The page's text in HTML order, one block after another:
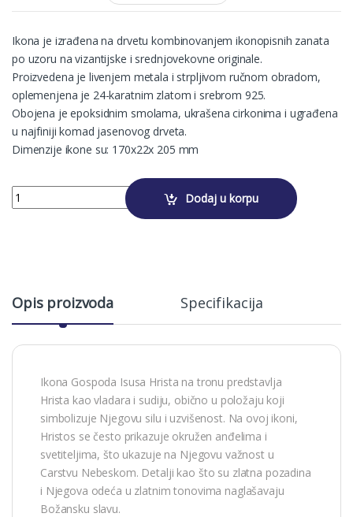
Ikona je izrađena na drvetu kombinovanjem ikonopisnih zanata
po uzoru na vizantijske i srednjovekovne originale.
Proizvedena je livenjem metala i strpljivom ručnom obradom,
oplemenjena je 24-karatnim zlatom i srebrom 925.
Obojena je epoksidnim smolama, ukrašena cirkonima i ugrađena
u najfiniji komad jasenovog drveta.
Dimenzije ikone su: 170x22x 205 mm
GOSPOD ISUS HRISTOS NA TRONU quantity
Dodaj u korpu
Opis proizvoda Specifikacija
Ikona Gospoda Isusa Hrista na tronu predstavlja
Hrista kao vladara i sudiju, obično u položaju koji
simbolizuje Njegovu silu i uzvišenost. Na ovoj ikoni,
Hristos se često prikazuje okružen anđelima i
svetiteljima, što ukazuje na Njegovu važnost u
Carstvu Nebeskom. Detalji kao što su zlatna pozadina
i Njegova odeća u zlatnim tonovima naglašavaju
Božansku slavu.